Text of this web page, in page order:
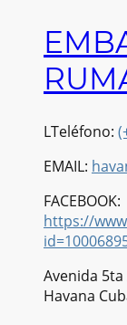
LTeléfono:
EMAIL:
FACEBOOK:
https://
Avenida
Havana